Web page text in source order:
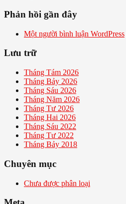
Phản hồi gần đây
Một người bình luận WordPress
Lưu trữ
Tháng Tám 2026
Tháng Bảy 2026
Tháng Sáu 2026
Tháng Năm 2026
Tháng Tư 2026
Tháng Hai 2026
Tháng Sáu 2022
Tháng Tư 2022
Tháng Bảy 2018
Chuyên mục
Chưa được phân loại